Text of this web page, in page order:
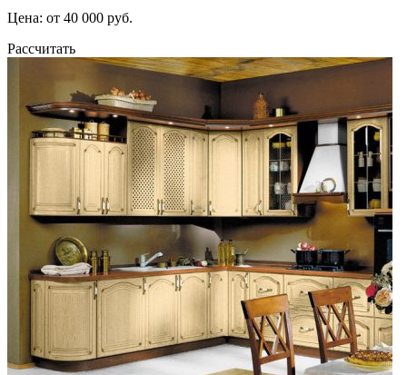
Цена: от 40 000 руб.
Рассчитать